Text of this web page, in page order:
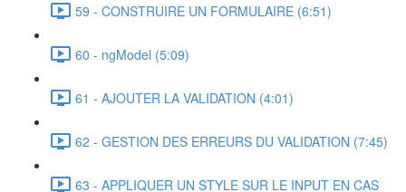
59 - CONSTRUIRE UN FORMULAIRE (6:51)
60 - ngModel (5:09)
61 - AJOUTER LA VALIDATION (4:01)
62 - GESTION DES ERREURS DU VALIDATION (7:45)
63 - APPLIQUER UN STYLE SUR LE INPUT EN CAS